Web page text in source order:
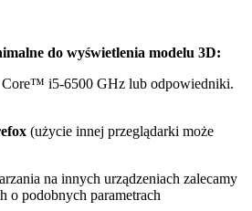
do wyświetlenia modelu 3D:
Core™ i5-6500 GHz lub odpowiedniki.
(użycie innej przeglądarki może
na innych urządzeniach zalecamy
o podobnych parametrach